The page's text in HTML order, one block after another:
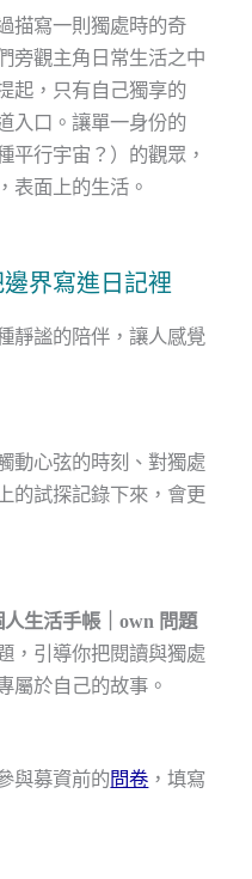
描寫一則獨處時的奇
旁觀主角日常生活之中
，只有自己獨享的
入口。讓單一身份的
平行宇宙？）的觀眾，
表面上的生活。
界寫進日記裡
靜謐的陪伴，讓人感覺
動心弦的時刻、對獨處
的試探記錄下來，會更
人生活手帳｜own 問題
，引導你把閱讀與獨處
屬於自己的故事。
與募資前的問卷 ，填寫